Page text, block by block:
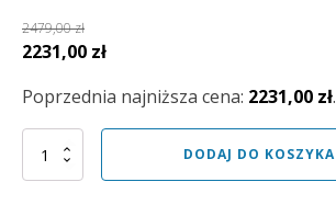
2479,00zł
Pierwotna
wynosiła:
2479,00 zł.
2231,00 złAktualna
wynosi:
2231,00 zł.
Poprzednia najniższa cena: 2231,00 zł.
ilość
DODAJ DO KOSZYKA